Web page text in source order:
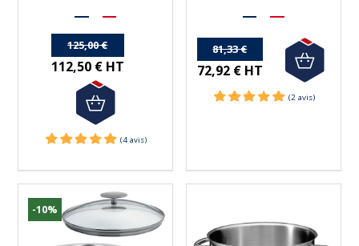
125,00 €
112,50 € HT
81,33 €
72,92 € HT
-10%